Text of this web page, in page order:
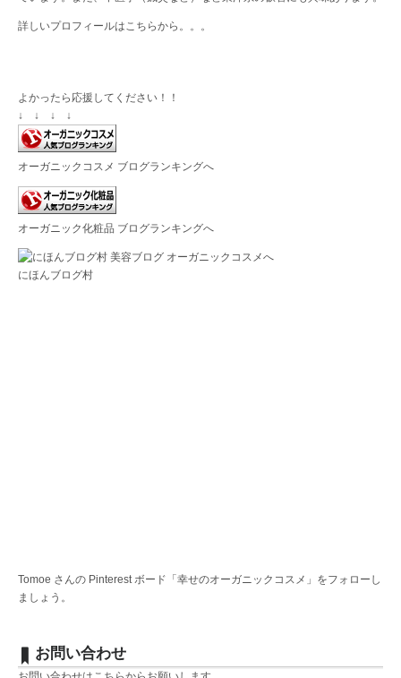
詳しいプロフィールはこちらから。。。
よかったら応援してください！！
↓ ↓ ↓ ↓
オーガニックコスメ ブログランキングへ
オーガニック化粧品 ブログランキングへ
にほんブログ村
Tomoe さんの Pinterest ボード「幸せのオーガニックコスメ」をフォローし
ましょう。
お問い合わせ